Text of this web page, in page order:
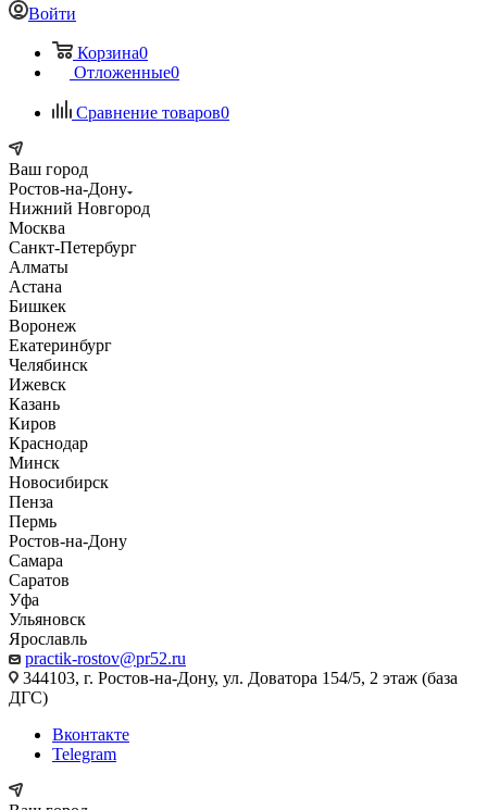
Войти
Корзина0
Отложенные0
Сравнение товаров0
Ваш город
Ростов-на-Дону
Нижний Новгород
Москва
Санкт-Петербург
Алматы
Астана
Бишкек
Воронеж
Екатеринбург
Челябинск
Ижевск
Казань
Киров
Краснодар
Минск
Новосибирск
Пенза
Пермь
Ростов-на-Дону
Самара
Саратов
Уфа
Ульяновск
Ярославль
practik-rostov@pr52.ru
344103, г. Ростов-на-Дону, ул. Доватора 154/5, 2 этаж (база
ДГС)
Вконтакте
Telegram